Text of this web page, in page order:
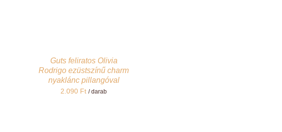
Guts feliratos Olivia
Rodrigo ezüstszínű charm
nyaklánc pillangóval
2.090 Ft / darab